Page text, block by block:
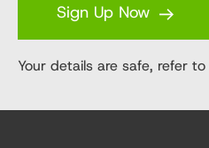
Sign Up Now
Your details are safe, refer